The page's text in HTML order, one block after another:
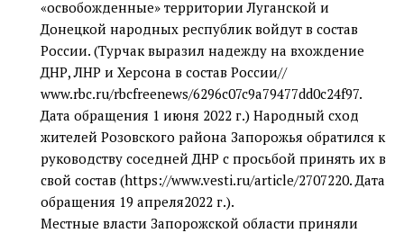
«освобожденные» территории Луганской и
Донецкой народных республик войдут в состав
России. (Турчак выразил надежду на вхождение
ДНР, ЛНР и Херсона в состав России//
www.rbc.ru/rbcfreenews/6296c07c9a79477dd0c24f97.
Дата обращения 1 июня 2022 г.) Народный сход
жителей Розовского района Запорожья обратился к
руководству соседней ДНР с просьбой принять их в
свой состав (https://www.vesti.ru/article/2707220. Дата
обращения 19 апреля2022 г.).
Местные власти Запорожской области приняли